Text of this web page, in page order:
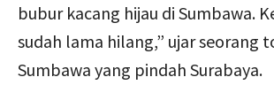
bubur kacang hijau di Sumbawa.
sudah lama hilang,” ujar seorang
Sumbawa yang pindah Surabaya.